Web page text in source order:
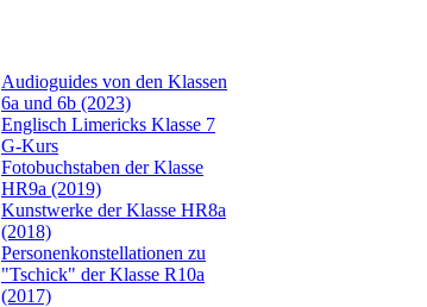
Audioguides von den Klassen
6a und 6b (2023)
Englisch Limericks Klasse 7
G-Kurs
Fotobuchstaben der Klasse
HR9a (2019)
Kunstwerke der Klasse HR8a
(2018)
Personenkonstellationen zu
"Tschick" der Klasse R10a
(2017)